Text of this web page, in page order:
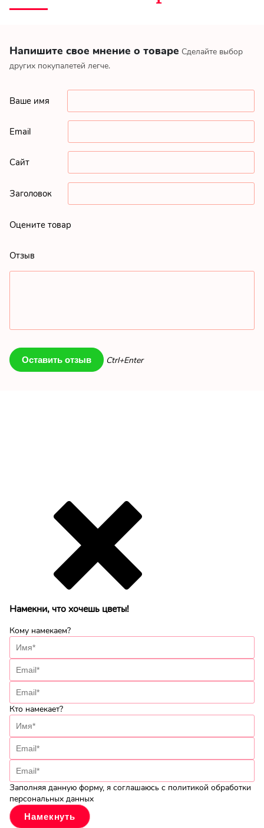
Напишите свое мнение о товаре Сделайте выбор
других покупалетей легче.
Ваше имя
Email
Сайт
Заголовок
Оцените товар
Отзыв
Ctrl+Enter
Намекни, что хочешь цветы!
Кому намекаем?
Кто намекает?
Заполняя данную форму, я соглашаюсь с политикой обработки
персональных данных